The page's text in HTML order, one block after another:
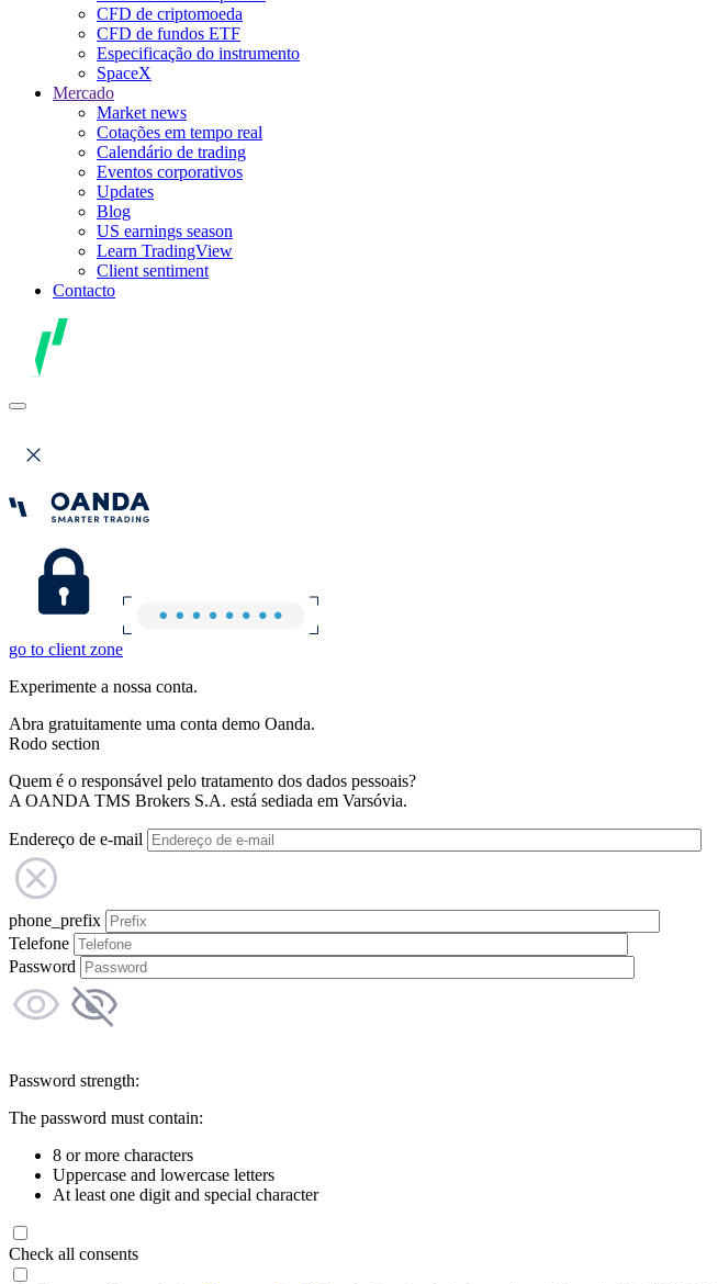
CFD de criptomoeda
CFD de fundos ETF
Especificação do instrumento
SpaceX
Mercado
Market news
Cotações em tempo real
Calendário de trading
Eventos corporativos
Updates
Blog
US earnings season
Learn TradingView
Client sentiment
Contacto
go to client zone
Experimente a nossa conta.
Abra gratuitamente uma conta demo Oanda.
Rodo section
Quem é o responsável pelo tratamento dos dados pessoais?
A OANDA TMS Brokers S.A. está sediada em Varsóvia.
Endereço de e-mail
phone_prefix
Telefone
Password
Password strength:
The password must contain:
8 or more characters
Uppercase and lowercase letters
At least one digit and special character
Check all consents